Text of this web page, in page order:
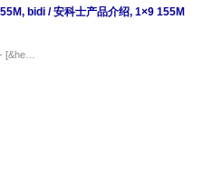
, bidi/安科士产品介绍, 1×9 155M
[&he…